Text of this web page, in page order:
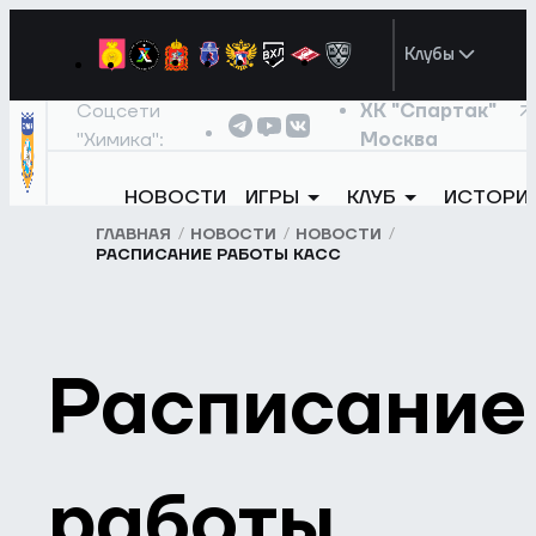
Клубы
Соцсети
"Химика":
ХК "Спартак"
Москва
НОВОСТИ ИГРЫ КЛУБ
ГЛАВНАЯ НОВОСТИ
НОВОСТИ
РАСПИСАНИЕ РАБОТЫ КАСС
Расписание